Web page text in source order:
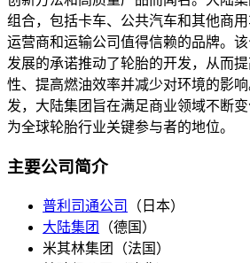
组合，包括卡车、公共汽车和其他商
运营商和运输公司值得信赖的品牌。
发展的承诺推动了轮胎的开发，从而
性、提高燃油效率并减少对环境的影
发，大陆集团旨在满足商业领域不断
为全球轮胎行业关键参与者的地位。
主要公司简介
普利司通公司
（日本）
大陆集团
（德国）
米其林集团（法国）